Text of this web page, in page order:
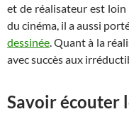
et de réalisateur est loin
du cinéma, il a aussi
dessinée. Quant à la
avec succès aux
Savoir écouter